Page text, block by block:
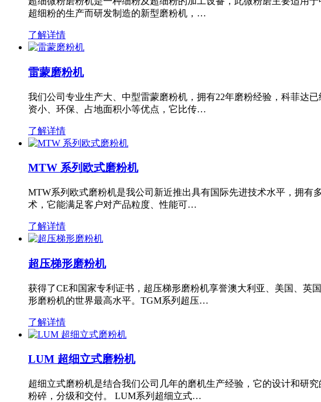
超细粉的生产而研发制造的新型磨粉机，…
了解详情
雷蒙磨粉机
我们公司专业生产大、中型雷蒙磨粉机，拥有22年磨粉经验，科菲达
资小、环保、占地面积小等优点，它比传…
了解详情
MTW 系列欧式磨粉机
MTW系列欧式磨粉机是我公司新近推出具有国际先进技术水平，拥
术，它能满足客户对产品粒度、性能可…
了解详情
超压梯形磨粉机
获得了CE和国家专利证书，超压梯形磨粉机享誉澳大利亚、美国、
形磨粉机的世界最高水平。TGM系列超压…
了解详情
LUM 超细立式磨粉机
超细立式磨粉机是结合我们公司几年的磨机生产经验，它的设计和研
粉碎，分级和交付。 LUM系列超细立式…